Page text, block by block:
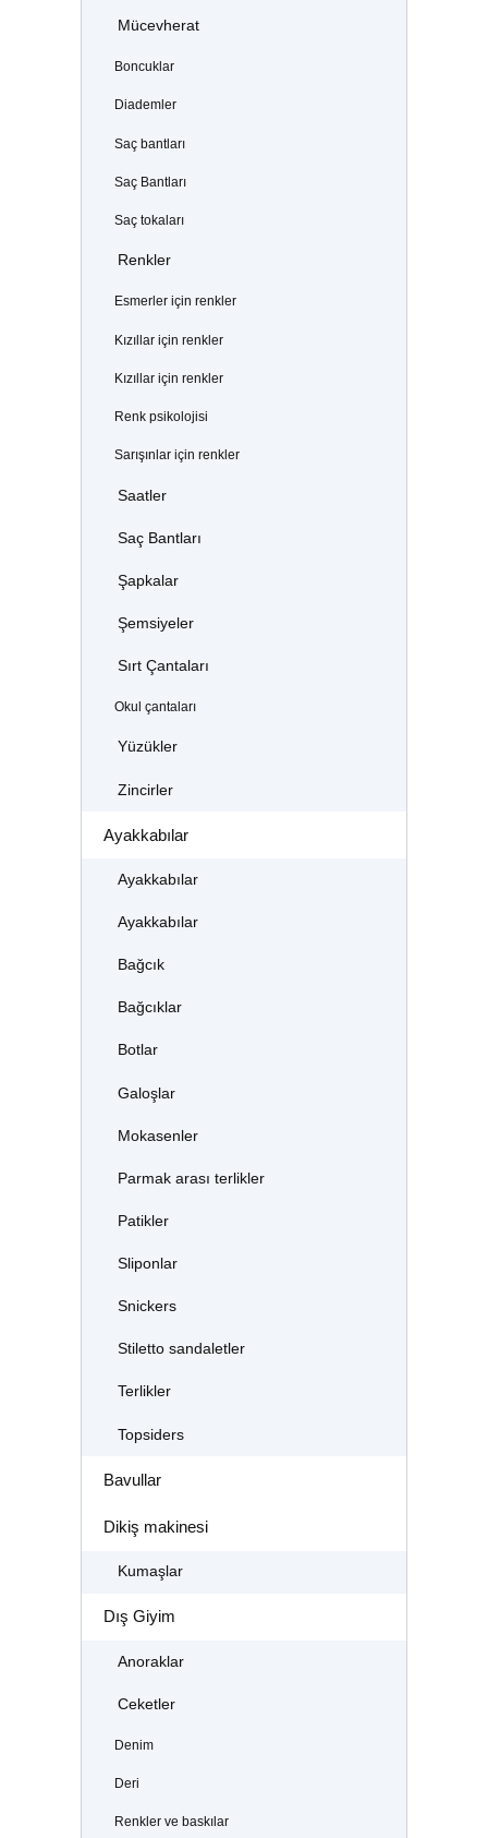
Mücevherat
Boncuklar
Diademler
Saç bantları
Saç Bantları
Saç tokaları
Renkler
Esmerler için renkler
Kızıllar için renkler
Kızıllar için renkler
Renk psikolojisi
Sarışınlar için renkler
Saatler
Saç Bantları
Şapkalar
Şemsiyeler
Sırt Çantaları
Okul çantaları
Yüzükler
Zincirler
Ayakkabılar
Ayakkabılar
Ayakkabılar
Bağcık
Bağcıklar
Botlar
Galoşlar
Mokasenler
Parmak arası terlikler
Patikler
Sliponlar
Snickers
Stiletto sandaletler
Terlikler
Topsiders
Bavullar
Dikiş makinesi
Kumaşlar
Dış Giyim
Anoraklar
Ceketler
Denim
Deri
Renkler ve baskılar